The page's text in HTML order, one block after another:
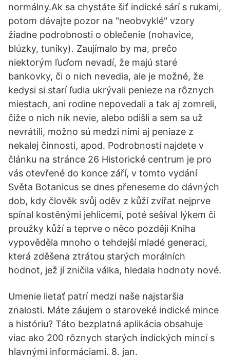
normálny.Ak sa chystáte šiť indické sárí s rukami,
potom dávajte pozor na "neobvyklé" vzory
žiadne podrobnosti o oblečenie (nohavice,
blúzky, tuniky). Zaujímalo by ma, prečo
niektorým ľuďom nevadí, že majú staré
bankovky, či o nich nevedia, ale je možné, že
kedysi si starí ľudia ukrývali penieze na rôznych
miestach, ani rodine nepovedali a tak aj zomreli,
čiže o nich nik nevie, alebo odišli a sem sa už
nevrátili, možno sú medzi nimi aj peniaze z
nekalej činnosti, apod. Podrobnosti najdete v
článku na stránce 26 Historické centrum je pro
vás otevřené do konce září, v tomto vydání
Světa Botanicus se dnes přeneseme do dávných
dob, kdy člověk svůj oděv z kůží zvířat nejprve
spínal kostěnými jehlicemi, poté sešíval lýkem či
proužky kůží a teprve o něco později Kniha
vypověděla mnoho o tehdejší mladé generaci,
která zděšena ztrátou starých morálních
hodnot, jež jí zničila válka, hledala hodnoty nové.
Umenie lietať patrí medzi naše najstaršia
znalosti. Máte záujem o staroveké indické mince
a históriu? Táto bezplatná aplikácia obsahuje
viac ako 200 rôznych starých indických mincí s
hlavnými informáciami. 8. jan.